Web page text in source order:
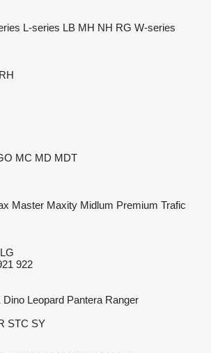
L-series LB MH NH RG W-series
RH
MC MD MDT
Master Maxity Midlum Premium Trafic
LG
922
Dino Leopard Pantera Ranger
STC SY